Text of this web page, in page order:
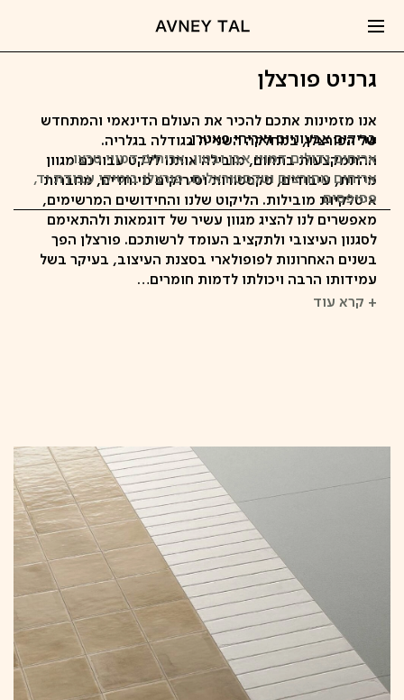
גרניט פורצלן
בריקים צבעוניים ואריחי פאטרן
אריחים גדולים דמויי אבן ובטון
אריחים דמויי טרצו
אריחים מחורצים וטקסטוראלים
פורצלן בוטיקי עבודת יד
פסיפסים
אנו מזמינות אתכם להכיר את העולם הדינאמי והמתחדש
של הפורצלן, במחלקה השנייה בגודלה בגלריה.
ההתמקצעות בתחום, מובילה אותנו ללקט עבורכם מגוון
מידות, עיבודים, טקסטורות וסירוקים מיוחדים, מחברות
איטלקיות מובילות. הליקוט שלנו והחידושים המרשימים,
מאפשרים לנו להציג מגוון עשיר של דוגמאות ולהתאימם
לסגנון העיצובי ולתקציב העומד לרשותכם. פורצלן הפך
בשנים האחרונות לפופולארי בסצנת העיצוב, בעיקר בשל
עמידותו הרבה ויכולתו לדמות חומרים…
+ קרא עוד